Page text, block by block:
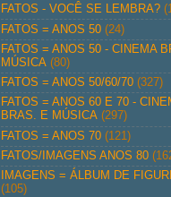
FATOS - VOCÊ SE LEMBRA?
FATOS = ANOS 50 (24)
FATOS = ANOS 50 - CINEMA
MÚSICA (80)
FATOS = ANOS 50/60/70 (327)
FATOS = ANOS 60 E 70 -
BRAS. E MÚSICA (297)
FATOS = ANOS 70 (121)
FATOS/IMAGENS ANOS 80
IMAGENS = ÁLBUM DE
(105)